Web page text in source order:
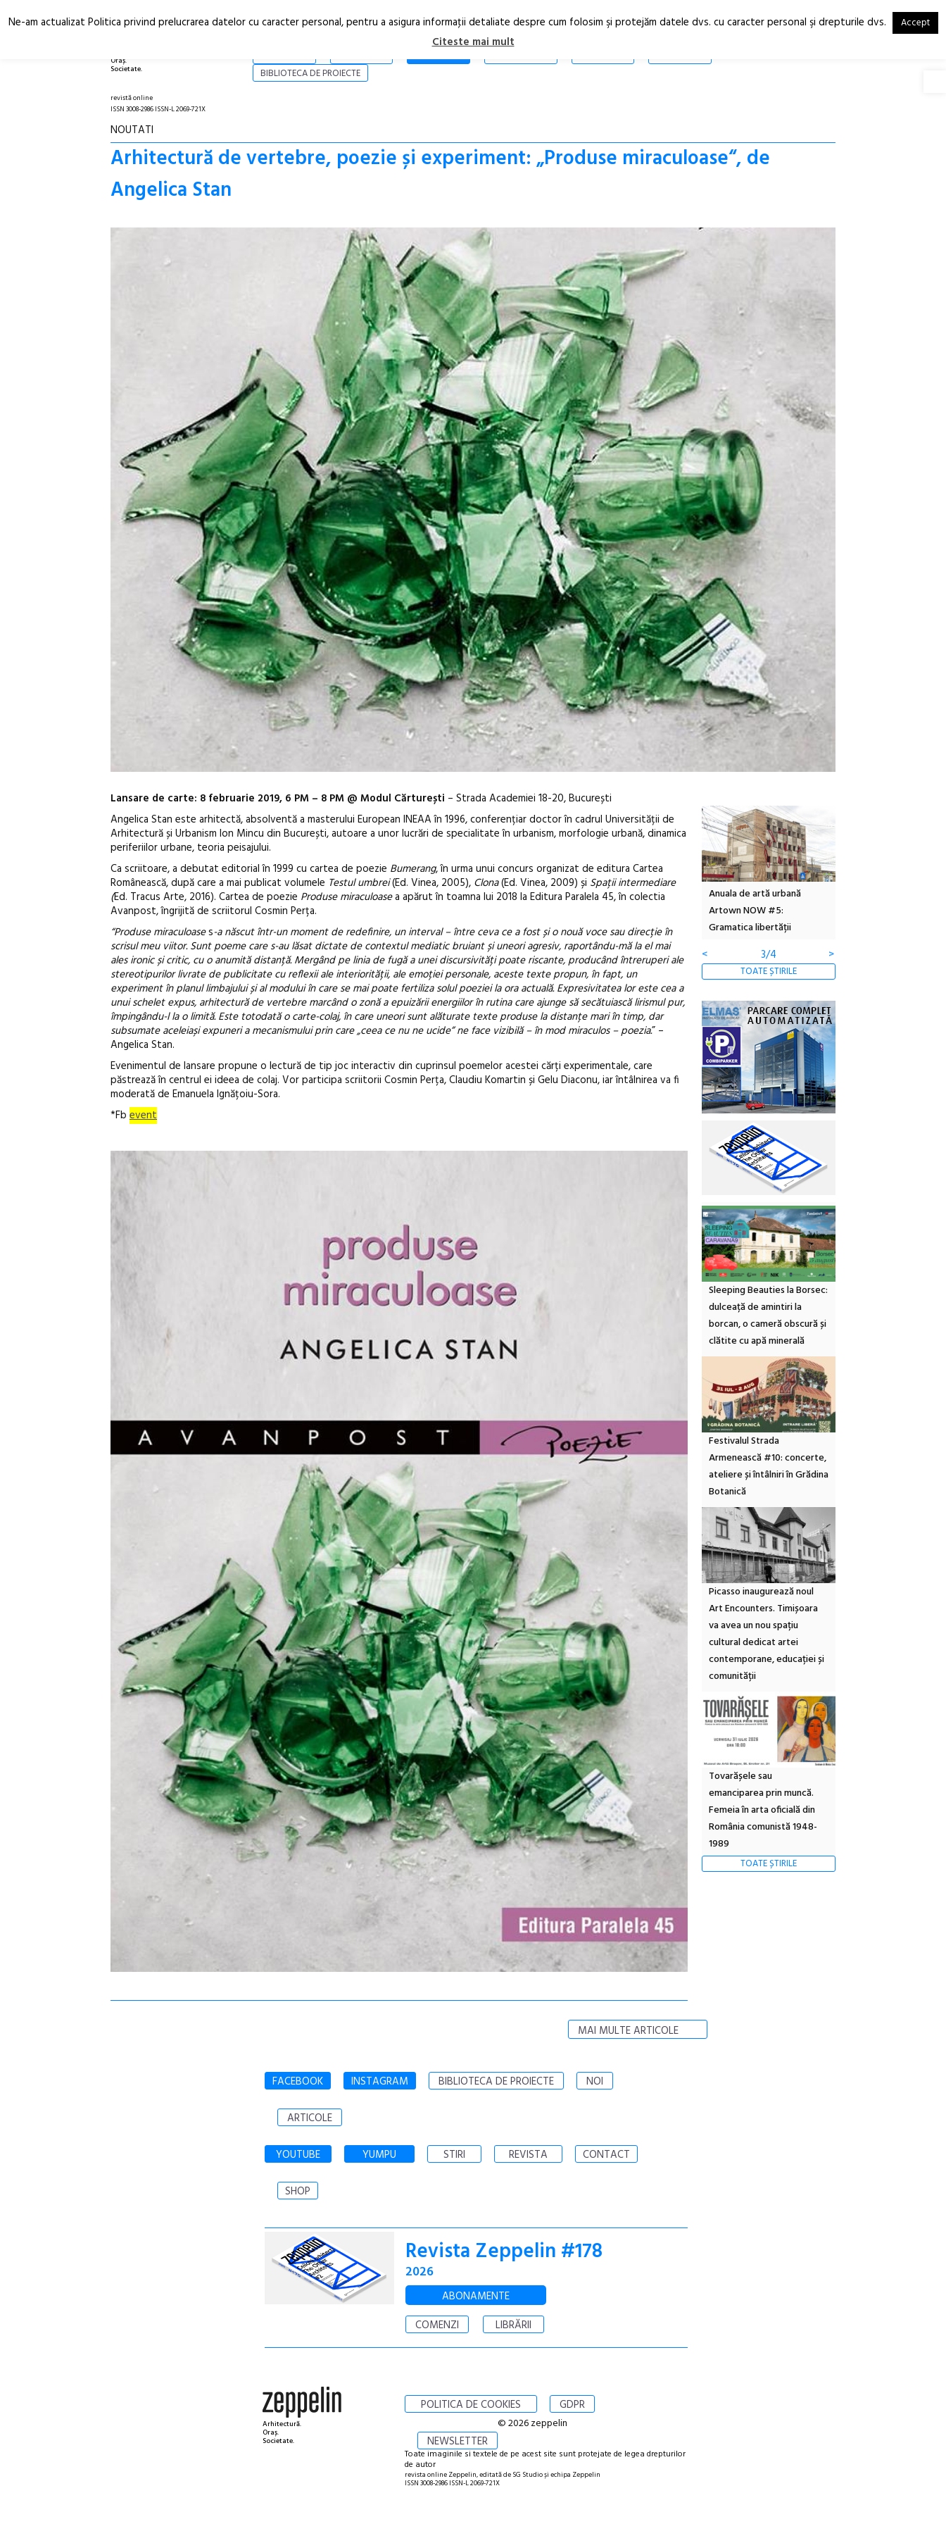
Oraș.
Societate.
RO
EN
STIRI
BIBLIOTECA DE PROIECTE
revistă online
ISSN 3008-2986 ISSN-L 2069-721X
NOUTATI
Arhitectură de vertebre, poezie și experiment: „Produse miraculoase“, de
Angelica Stan
Lansare de carte: 8 februarie 2019, 6 PM – 8 PM @ Modul Cărturești – Strada Academiei 18-20, București
Angelica Stan este arhitectă, absolventă a masterului European INEAA în 1996, conferențiar doctor în cadrul Universității de
Arhitectură și Urbanism Ion Mincu din București, autoare a unor lucrări de specialitate în urbanism, morfologie urbană, dinamica
periferiilor urbane, teoria peisajului.
Ca scriitoare, a debutat editorial în 1999 cu cartea de poezie Bumerang, în urma unui concurs organizat de editura Cartea
Românească, după care a mai publicat volumele Testul umbrei(Ed. Vinea, 2005), Clona(Ed. Vinea, 2009) și Spații intermediare
(Ed. Tracus Arte, 2016). Cartea de poezie Produse miraculoasea apărut în toamna lui 2018 la Editura Paralela 45, în colectia
Avanpost, îngrijită de scriitorul Cosmin Perța.
“Produse miraculoases-a născut într-un moment de redefinire, un interval – între ceva ce a fost și o nouă voce sau direcție în
scrisul meu viitor. Sunt poeme care s-au lăsat dictate de contextul mediatic bruiant și uneori agresiv, raportându-mă la el mai
ales ironic și critic, cu o anumită distanță. Mergând pe linia de fugă a unei discursivități poate riscante, producând întreruperi ale
stereotipurilor livrate de publicitate cu reflexii ale interiorității, ale emoției personale, aceste texte propun, în fapt, un
experiment în planul limbajului și al modului în care se mai poate fertiliza solul poeziei la ora actuală. Expresivitatea lor este cea a
unui schelet expus, arhitectură de vertebre marcând o zonă a epuizării energiilor în rutina care ajunge să secătuiască lirismul pur,
împingându-l la o limită. Este totodată o carte-colaj, în care uneori sunt alăturate texte produse la distanțe mari în timp, dar
subsumate aceleiași expuneri a mecanismului prin care „ceea ce nu ne ucide” ne face vizibilă – în mod miraculos – poezia.” –
Angelica Stan.
Evenimentul de lansare propune o lectură de tip joc interactiv din cuprinsul poemelor acestei cărți experimentale, care
păstrează în centrul ei ideea de colaj. Vor participa scriitorii Cosmin Perța, Claudiu Komartin și Gelu Diaconu, iar întâlnirea va fi
moderată de Emanuela Ignățoiu-Sora.
*Fb event
MAI MULTE ARTICOLE
Open Call – Local Design
Anuala de artă urbană
Artown NOW #5:
Gramatica libertății
<
3/4 >
TOATE ȘTIRILE
Sleeping Beauties la Borsec:
dulceață de amintiri la
borcan, o cameră obscură și
clătite cu apă minerală
Festivalul Strada
Armenească #10: concerte,
ateliere și întâlniri în Grădina
Botanică
Picasso inaugurează noul
Art Encounters. Timișoara
va avea un nou spațiu
cultural dedicat artei
contemporane, educației și
comunității
Tovarășele sau
emanciparea prin muncă.
Femeia în arta oficială din
România comunistă 1948-
1989
TOATE ȘTIRILE
FACEBOOK INSTAGRAM BIBLIOTECA DE PROIECTE NOI
ARTICOLE
YOUTUBE YUMPU STIRI REVISTA CONTACT
SHOP
Revista Zeppelin #178
2026
ABONAMENTE
COMENZI
LIBRĂRII
Arhitectură.
Oraș.
Societate.
POLITICA DE COOKIES GDPR
NEWSLETTER
© 2026 zeppelin
Toate imaginile si textele de pe acest site sunt protejate de legea drepturilor
de autor
revista online Zeppelin, editată de SG Studio și echipa Zeppelin
ISSN 3008-2986 ISSN-L 2069-721X
Ne-am actualizat Politica privind prelucrarea datelor cu caracter personal, pentru a asigura informaţii detaliate despre cum folosim şi protejăm datele dvs. cu caracter personal şi drepturile dvs. Accept
Citeste mai mult